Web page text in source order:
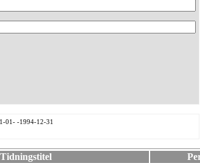
01- -1994-12-31
Tidningstitel